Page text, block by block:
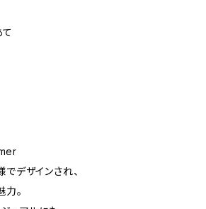
デザインされ、
。